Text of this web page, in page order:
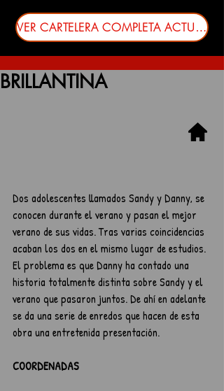
VER CARTELERA COMPLETA ACTUALIZADA
BRILLANTINA
Dos adolescentes llamados Sandy y Danny, se
conocen durante el verano y pasan el mejor
verano de sus vidas. Tras varias coincidencias
acaban los dos en el mismo lugar de estudios.
El problema es que Danny ha contado una
historia totalmente distinta sobre Sandy y el
verano que pasaron juntos. De ahí en adelante
se da una serie de enredos que hacen de esta
obra una entretenida presentación.
COORDENADAS